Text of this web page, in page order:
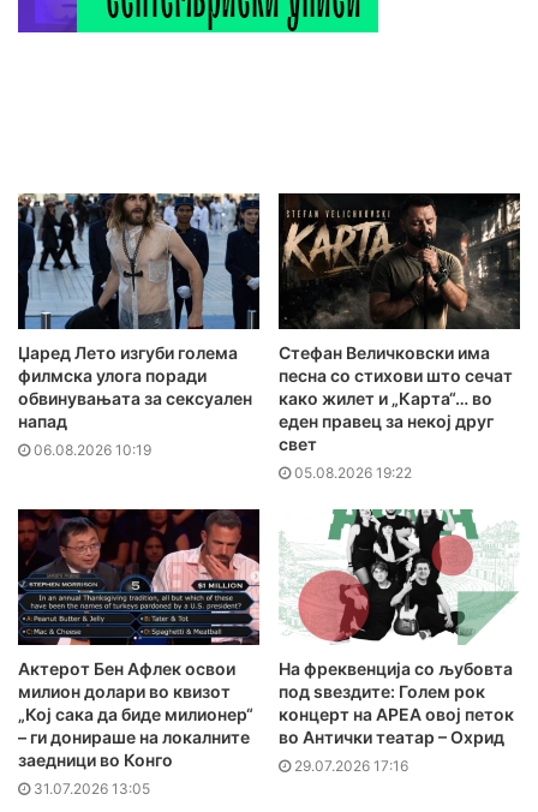
Џаред Лето изгуби голема
филмска улога поради
обвинувањата за сексуален
напад
06.08.2026 10:19
Стефан Величковски има
песна со стихови што сечат
како жилет и „Карта“… во
еден правец за некој друг
свет
05.08.2026 19:22
Актерот Бен Афлек освои
милион долари во квизот
„Кој сака да биде милионер“
– ги донираше на локалните
заедници во Конго
31.07.2026 13:05
На фреквенција со љубовта
под ѕвездите: Голем рок
концерт на АРЕА овој петок
во Антички театар – Охрид
29.07.2026 17:16